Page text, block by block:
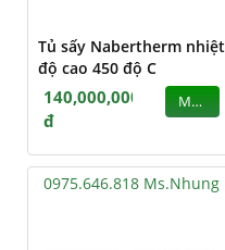
Tủ sấy Nabertherm nhiệt
độ cao 450 độ C
140,000,000
đ
MUA
0975.646.818 Ms.Nhung